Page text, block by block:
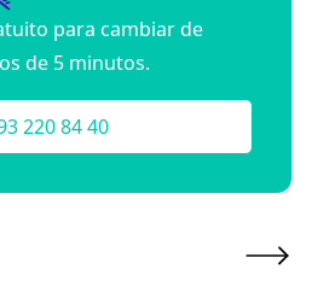
para cambiar de
de 5 minutos.
220 84 40